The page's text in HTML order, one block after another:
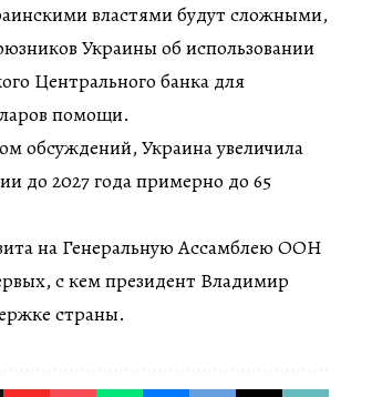
властями будут сложными,
Украины об использовании
Центрального банка для
помощи.
обсуждений, Украина увеличила
до 2027 года примерно до 65
на Генеральную Ассамблею ООН
с кем президент Владимир
страны.